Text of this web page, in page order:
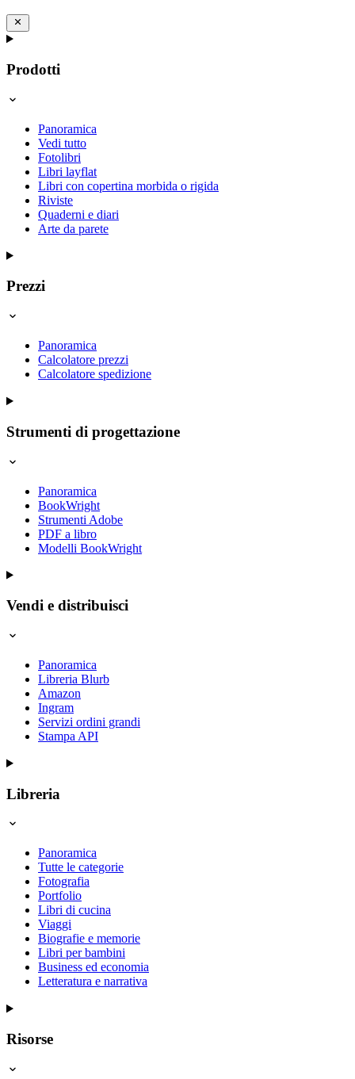
Prodotti
Panoramica
Vedi tutto
Fotolibri
Libri layflat
Libri con copertina morbida o rigida
Riviste
Quaderni e diari
Arte da parete
Prezzi
Panoramica
Calcolatore prezzi
Calcolatore spedizione
Strumenti di progettazione
Panoramica
BookWright
Strumenti Adobe
PDF a libro
Modelli BookWright
Vendi e distribuisci
Panoramica
Libreria Blurb
Amazon
Ingram
Servizi ordini grandi
Stampa API
Libreria
Panoramica
Tutte le categorie
Fotografia
Portfolio
Libri di cucina
Viaggi
Biografie e memorie
Libri per bambini
Business ed economia
Letteratura e narrativa
Risorse